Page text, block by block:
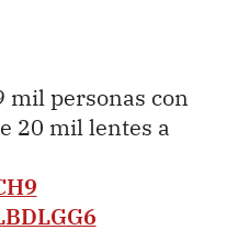
mil personas con
20 mil lentes a